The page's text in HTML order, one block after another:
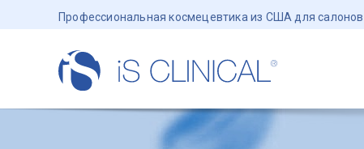
Профессиональная космецевтика из США для салонов